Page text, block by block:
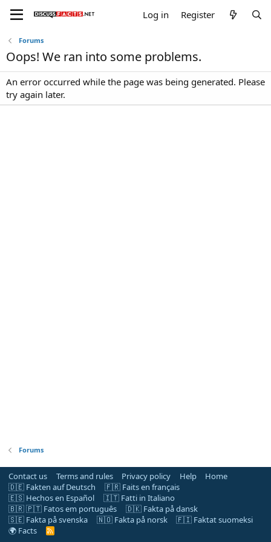
Log in Register
Forums
Oops! We ran into some problems.
An error occurred while the page was being generated. Please
try again later.
Forums
Contact us Terms and rules Privacy policy Help
Home
🇩🇪 Fakten auf Deutsch
🇫🇷 Faits en français
🇪🇸 Hechos en Español
🇮🇹 Fatti in Italiano
🇧🇷 🇵🇹 Fatos em português
🇩🇰 Fakta på dansk
🇸🇪 Fakta på svenska
🇳🇴 Fakta på norsk
🇫🇮 Faktat suomeksi
🌍 Facts
R